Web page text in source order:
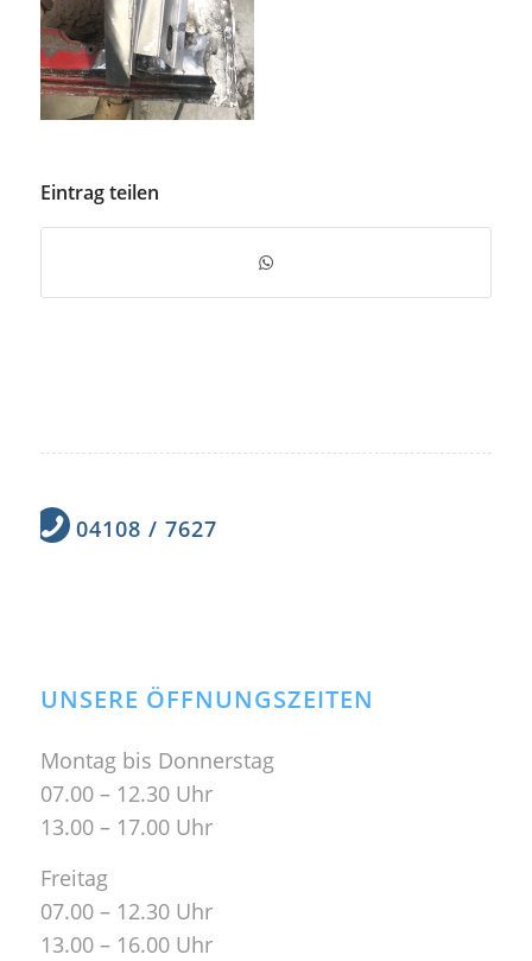
Eintrag teilen
04108 / 7627
UNSERE ÖFFNUNGSZEITEN
Montag bis Donnerstag
07.00 – 12.30 Uhr
13.00 – 17.00 Uhr
Freitag
07.00 – 12.30 Uhr
13.00 – 16.00 Uhr